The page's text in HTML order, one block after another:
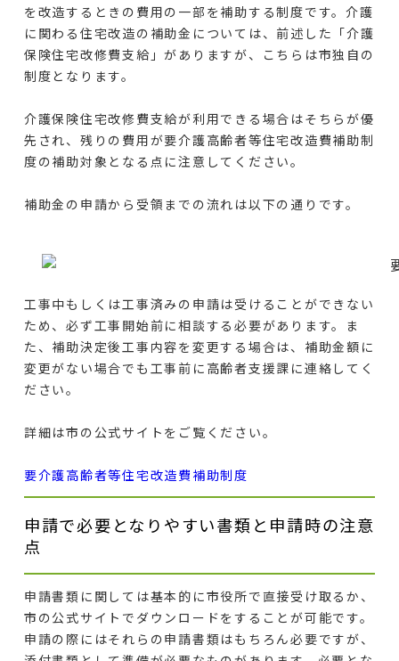
を改造するときの費用の一部を補助する制度です。介護
に関わる住宅改造の補助金については、前述した「介護
保険住宅改修費支給」がありますが、こちらは市独自の
制度となります。
介護保険住宅改修費支給が利用できる場合はそちらが優
先され、残りの費用が要介護高齢者等住宅改造費補助制
度の補助対象となる点に注意してください。
補助金の申請から受領までの流れは以下の通りです。
工事中もしくは工事済みの申請は受けることができない
ため、必ず工事開始前に相談する必要があります。ま
た、補助決定後工事内容を変更する場合は、補助金額に
変更がない場合でも工事前に高齢者支援課に連絡してく
ださい。
詳細は市の公式サイトをご覧ください。
要介護高齢者等住宅改造費補助制度
申請で必要となりやすい書類と申請時の注意
点
申請書類に関しては基本的に市役所で直接受け取るか、
市の公式サイトでダウンロードをすることが可能です。
申請の際にはそれらの申請書類はもちろん必要ですが、